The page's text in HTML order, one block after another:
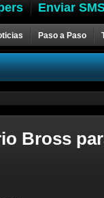
Enviar
Paso a Paso
Bross